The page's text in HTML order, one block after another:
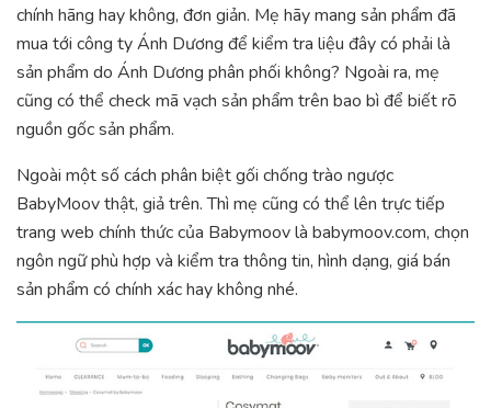
chính hãng hay không, đơn giản. Mẹ hãy mang sản phẩm đã
mua tới công ty Ánh Dương để kiểm tra liệu đây có phải là
sản phẩm do Ánh Dương phân phối không? Ngoài ra, mẹ
cũng có thể check mã vạch sản phẩm trên bao bì để biết rõ
nguồn gốc sản phẩm.
Ngoài một số cách phân biệt gối chống trào ngược
BabyMoov thật, giả trên. Thì mẹ cũng có thể lên trực tiếp
trang web chính thức của Babymoov là babymoov.com, chọn
ngôn ngữ phù hợp và kiểm tra thông tin, hình dạng, giá bán
sản phẩm có chính xác hay không nhé.